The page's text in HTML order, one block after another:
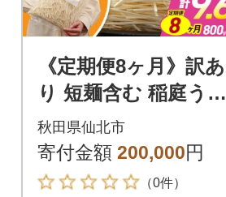
《定期便8ヶ月》訳あ
り 短麺含む 稲庭うど
ん 800g×12を8回|02_i
kd-111208
秋田県仙北市
寄付金額 200,000円
（0件）